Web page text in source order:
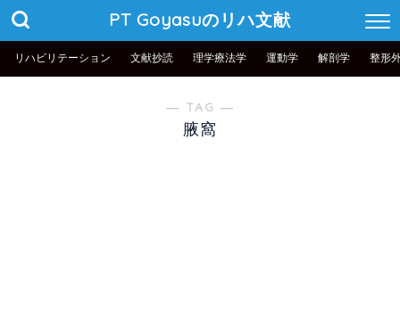
PT Goyasuのリハ文献
リハビリテーション 文献抄読 理学療法学 運動学 解剖学 整形
― TAG ―
腋窩